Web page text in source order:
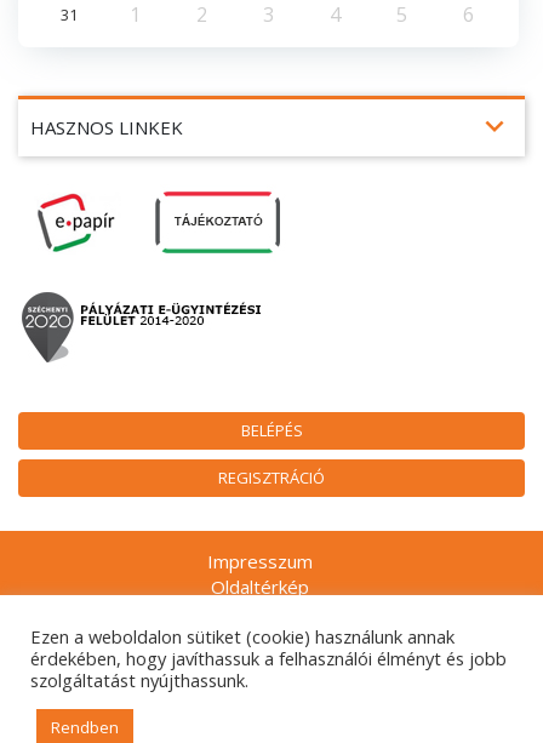
BELÉPÉS
REGISZTRÁCIÓ
HASZNOS LINKEK expand_more
31
1 2 3 4 5 6
Impresszum
Oldaltérkép
Adatkezelési tájékoztatók
Technikai ajánlás
Gyakran ismételt kérdések
Ezen a weboldalon sütiket (cookie) használunk annak
érdekében, hogy javíthassuk a felhasználói élményt és jobb
szolgáltatást nyújthassunk.
Rendben